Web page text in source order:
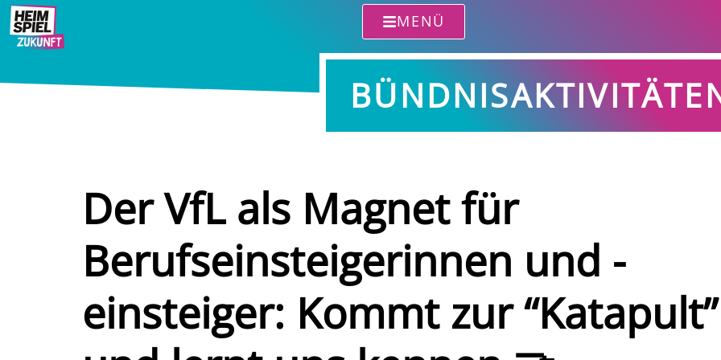
MENÜ
Der VfL als Magnet für
Berufseinsteigerinnen und -
einsteiger: Kommt zur “Katapult”